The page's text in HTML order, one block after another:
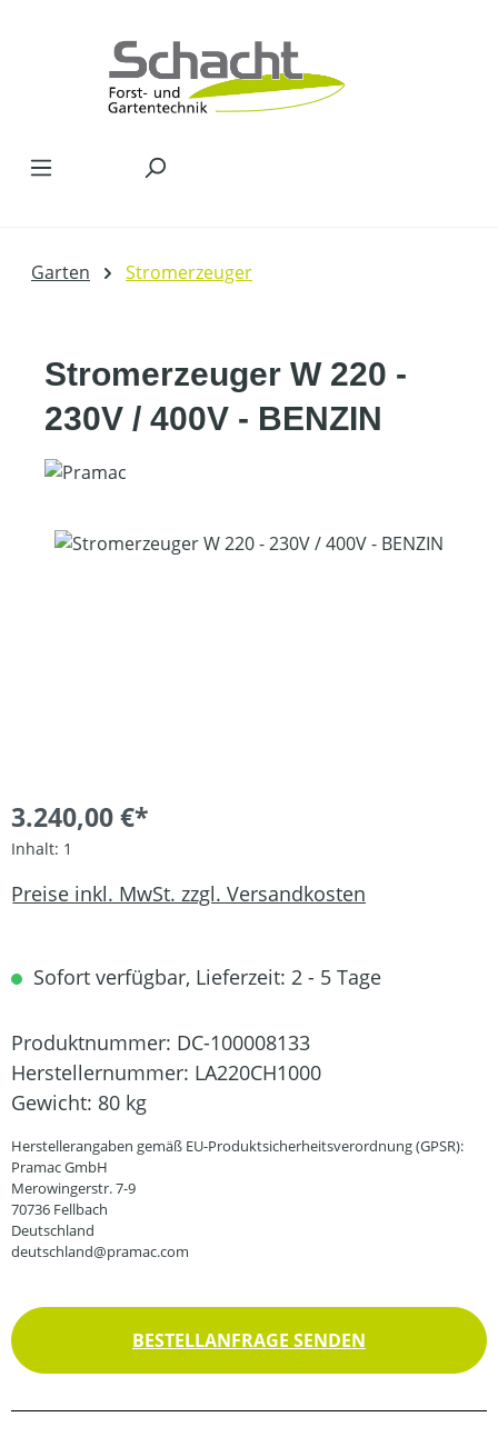
Garten Stromerzeuger
Stromerzeuger W 220 -
230V / 400V - BENZIN
Bildergalerie überspringen
3.240,00 €*
Inhalt: 1
Preise inkl. MwSt. zzgl. Versandkosten
Sofort verfügbar, Lieferzeit: 2 - 5 Tage
Produktnummer: DC-100008133
Herstellernummer: LA220CH1000
Gewicht: 80 kg
Herstellerangaben gemäß EU-Produktsicherheitsverordnung (GPSR):
Pramac GmbH
Merowingerstr. 7-9
70736 Fellbach
Deutschland
deutschland@pramac.com
BESTELLANFRAGE SENDEN